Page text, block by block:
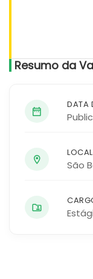
Resumo da
DATA
São